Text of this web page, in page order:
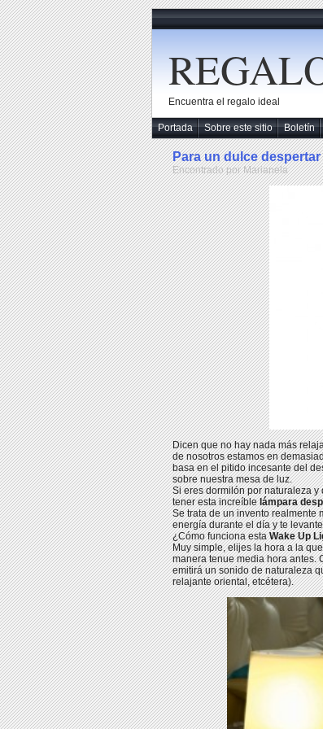
Encuentra el regalo ideal
Portada Sobre este sitio Boletín
Para un dulce
Encontrado por Marianela
Dicen que no hay nada más
de nosotros estamos en
basa en el pitido incesante del
sobre nuestra mesa de luz.
Si eres dormilón por naturaleza
tener esta increíblelámpara
Se trata de un invento realmente
energía durante el día y te
¿Cómo funciona estaWake Up
Muy simple, elijes la hora a la
manera tenue media hora antes.
emitirá un sonido de naturaleza
relajante oriental, etcétera).